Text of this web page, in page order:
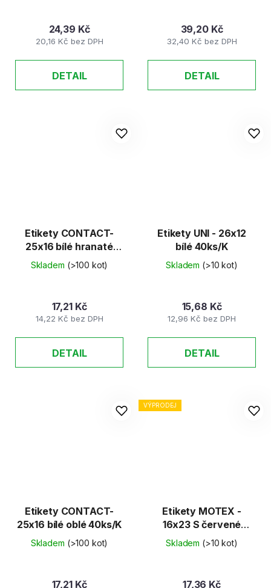
20,16 Kč bez DPH
24,39 Kč
DETAIL
32,40 Kč bez DPH
39,20 Kč
DETAIL
Etikety CONTACT-
25x16 bílé hranaté
40ks/K
Skladem (>100 kot)
14,22 Kč bez DPH
17,21 Kč
DETAIL
Etikety UNI - 26x12
bílé 40ks/K
Skladem (>10 kot)
12,96 Kč bez DPH
15,68 Kč
DETAIL
Etikety CONTACT-
25x16 bílé oblé 40ks/K
Skladem (>100 kot)
17,21 Kč
VÝPRODEJ
Etikety MOTEX -
16x23 S červené
60ks/K
Skladem (>10 kot)
17,36 Kč